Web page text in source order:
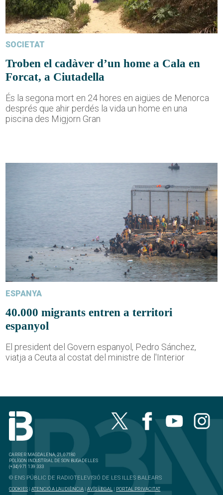
SOCIETAT
Troben el cadàver d’un home a Cala en
Forcat, a Ciutadella
És la segona mort en 24 hores en aigües de Menorca
després que ahir perdés la vida un home en una
piscina des Migjorn Gran
ESPANYA
40.000 migrants entren a territori
espanyol
El president del Govern espanyol, Pedro Sánchez,
viatja a Ceuta al costat del ministre de l'Interior
CARRER MAGDALENA, 21, 07180
POLÍGON INDUSTRIAL DE SON BUGADELLES
(+34) 971 139 333
© ENS PÚBLIC DE RADIOTELEVISIÓ DE LES ILLES BALEARS
COOKIES |ATENCIÓ A L'AUDIÈNCIA |AVÍS LEGAL | PORTAL PRIVACITAT